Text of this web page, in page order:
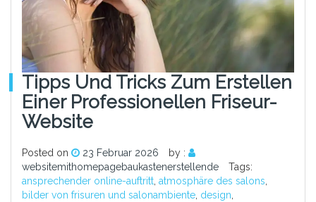
Tipps Und Tricks Zum Erstellen
Einer Professionellen Friseur-
Website
Posted on 23 Februar 2026
by :
websitemithomepagebaukastenerstellende
Tags:
ansprechender online-auftritt, atmosphäre des salons,
bilder von frisuren und salonambiente, design,